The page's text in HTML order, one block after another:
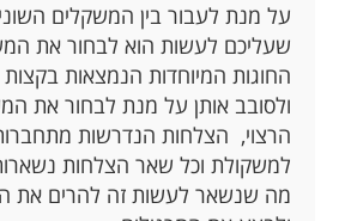
על מנת לעבור בין המשקלים
החוגות המיוחדות הנמצאות
ולסובב אותן על מנת לבחור את
הרצוי, הצלחות הנדרשות
למשקולת וכל שאר הצלחות
מה שנשאר לעשות זה להרים את